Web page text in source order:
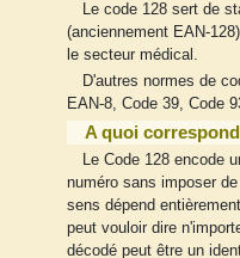
Le code 128 sert de
(anciennement EAN-
le secteur médical.
D'autres normes de
EAN-8, Code 39, Code
A quoi
Le Code 128 encode
numéro sans imposer
sens dépend
peut vouloir dire
décodé peut être un